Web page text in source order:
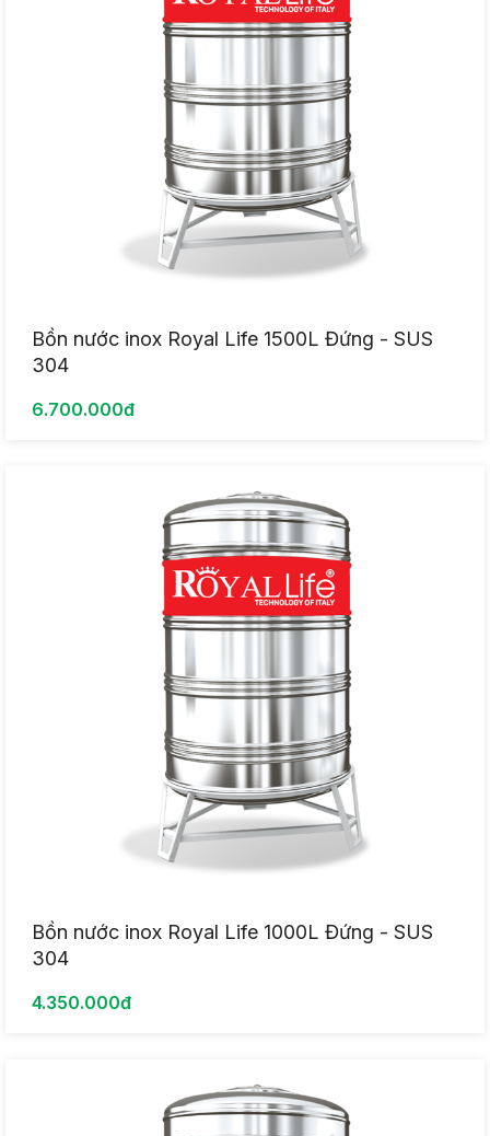
Bồn nước inox Royal Life 1500L Đứng - SUS
304
6.700.000đ
Bồn nước inox Royal Life 1000L Đứng - SUS
304
4.350.000đ